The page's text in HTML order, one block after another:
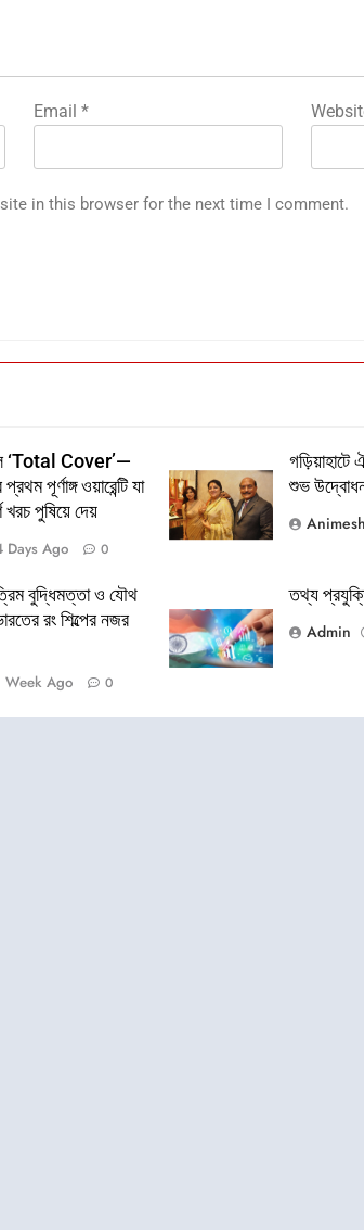
Email *
in this browser for the next time I comment.
‘Total Cover’—
পূর্ণাঙ্গ ওয়ারেন্টি যা
পুষিয়ে দেয়
Days Ago 0
গড়িয়াহাটে
শুভ
বুদ্ধিমত্তা ও যৌথ
রং শিল্পের নজর
Week Ago 0
তথ্য
Admin